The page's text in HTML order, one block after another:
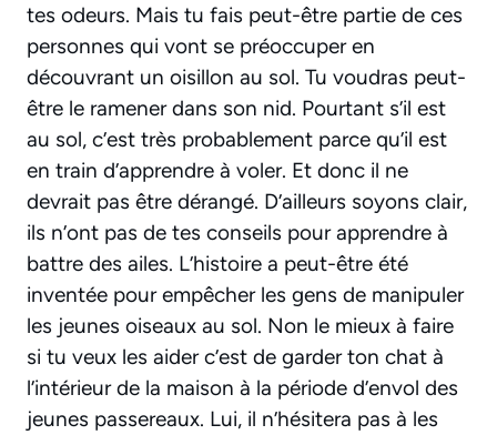
tes odeurs. Mais tu fais peut-être partie de ces
personnes qui vont se préoccuper en
découvrant un oisillon au sol. Tu voudras peut-
être le ramener dans son nid. Pourtant s’il est
au sol, c’est très probablement parce qu’il est
en train d’apprendre à voler. Et donc il ne
devrait pas être dérangé. D’ailleurs soyons clair,
ils n’ont pas de tes conseils pour apprendre à
battre des ailes. L’histoire a peut-être été
inventée pour empêcher les gens de manipuler
les jeunes oiseaux au sol. Non le mieux à faire
si tu veux les aider c’est de garder ton chat à
l’intérieur de la maison à la période d’envol des
jeunes passereaux. Lui, il n’hésitera pas à les